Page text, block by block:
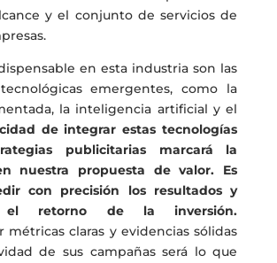
y el conjunto de servicios de
en esta industria son las
emergentes, como la
la inteligencia artificial y el
de integrar estas tecnologías
publicitarias marcará la
nuestra propuesta de valor. Es
con precisión los resultados y
el retorno de la inversión.
métricas claras y evidencias sólidas
de sus campañas será lo que